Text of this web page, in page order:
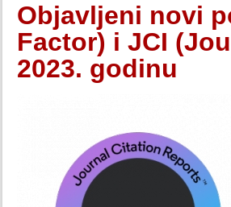
Objavljeni novi
Factor) i JCI
2023. godinu